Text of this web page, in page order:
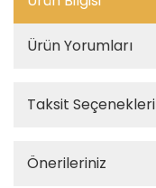
Ürün Yorumları
Taksit Seçenekleri
Önerileriniz